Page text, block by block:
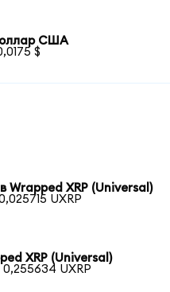
США
$
Wrapped XRP (Universal)
UXRP
XRP (Universal)
0,255634 UXRP